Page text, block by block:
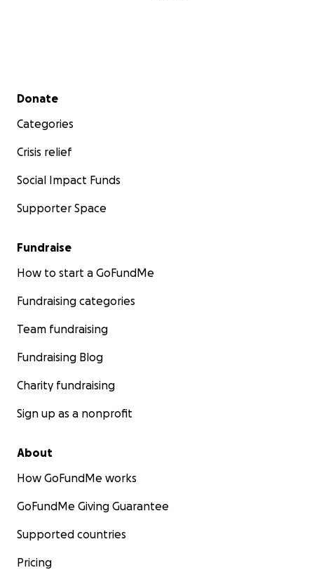
Secondary menu
Donate
Categories
Crisis relief
Social Impact Funds
Supporter Space
Fundraise
How to start a GoFundMe
Fundraising categories
Team fundraising
Fundraising Blog
Charity fundraising
Sign up as a nonprofit
About
How GoFundMe works
GoFundMe Giving Guarantee
Supported countries
Pricing